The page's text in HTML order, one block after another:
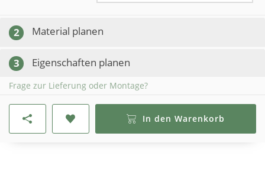
2 Material planen
3 Eigenschaften planen
Frage zur Lieferung oder Montage?
In den Warenkorb